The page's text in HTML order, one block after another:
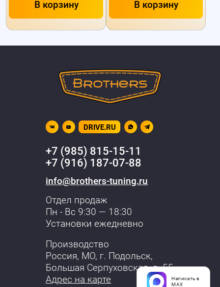
В корзину В корзину
DRIVE.RU
+7 (985) 815-15-11
+7 (916) 187-07-88
info@brothers-tuning.ru
Отдел продаж
Пн - Вс 9:30 — 18:30
Установки ежедневно
Производство
Россия, МО, г. Подольск,
Большая Серпуховская, д. 55
Адрес на карте
Написать в
MAX